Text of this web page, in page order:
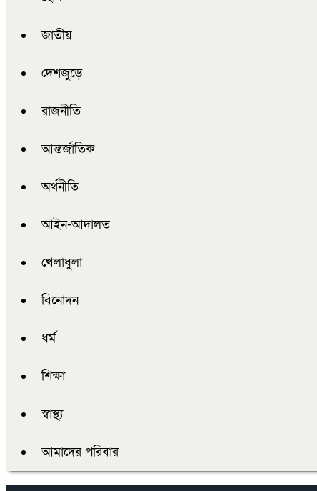
জাতীয়
দেশজুড়ে
রাজনীতি
আন্তর্জাতিক
অর্থনীতি
আইন-আদালত
খেলাধুলা
বিনোদন
ধর্ম
শিক্ষা
স্বাস্থ্য
আমাদের পরিবার